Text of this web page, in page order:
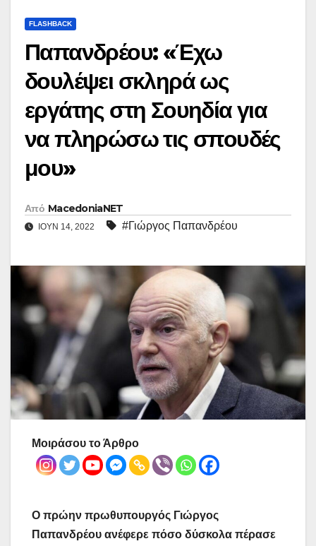
FLASHBACK
Παπανδρέου: «Έχω
δουλέψει σκληρά ως
εργάτης στη Σουηδία για
να πληρώσω τις σπουδές
μου»
Από MacedoniaNET
ΙΟΎΝ 14, 2022 #Γιώργος Παπανδρέου
Μοιράσου το Άρθρο
Ο πρώην πρωθυπουργός Γιώργος
Παπανδρέου ανέφερε πόσο δύσκολα πέρασε